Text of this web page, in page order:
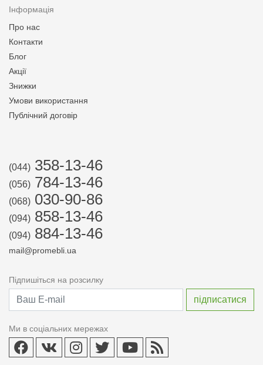
Інформація
Про нас
Контакти
Блог
Акції
Знижки
Умови використання
Публічний договір
(044) 358-13-46
(056) 784-13-46
(068) 030-90-86
(094) 858-13-46
(094) 884-13-46
mail@promebli.ua
Підпишіться на розсилку
Ми в соціальних мережах